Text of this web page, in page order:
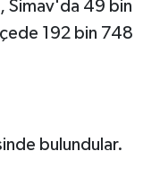
Simav'da 49 bin
192 bin 748
bulundular.